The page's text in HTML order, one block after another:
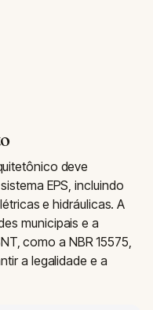
deve
EPS, incluindo
e hidráulicas. A
municipais e a
como a NBR 15575,
a legalidade e a